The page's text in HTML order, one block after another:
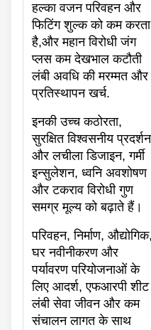
हल्का वजन परिवहन और
फिटिंग शुल्क को कम करता
है,और महान विरोधी जंग
प्लस कम देखभाल कटौती
लंबी अवधि की मरम्मत और
प्रतिस्थापन खर्च.
इनकी उच्च कठोरता,
सुरक्षित विश्वसनीय प्रदर्शन
और लचीला डिजाइन, गर्मी
इन्सुलेशन, ध्वनि अवशोषण
और टकराव विरोधी गुण
समग्र मूल्य को बढ़ाते हैं।
परिवहन, निर्माण, औद्योगिक,
घर नवीनीकरण और
पर्यावरण परियोजनाओं के
लिए आदर्श, एफआरपी शीट
लंबी सेवा जीवन और कम
संचालन लागत के साथ